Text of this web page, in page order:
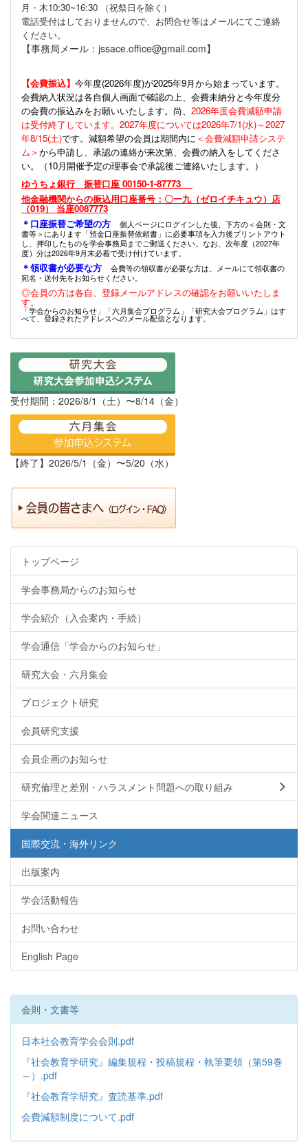
月・木10:30~16:30 （祝祭日を除く）
電話受付はしておりませんので、お問合せ等はメールにてご連絡
ください。
【事務局メール：jssace.office@gmail.com】
【会費振込】 今年度(2026年度)が2025年9月から始まっています。
会費納入状況は各自個人画面で確認の上、会費未納分と今年度分
の会費の振込みをお願いいたします。尚、 2026年度会費減額申請
は受付終了しています。2027年度については2026年7/1(水)～2027
年8/15(土)です。減額希望の会員は期間内に ＜会費減額申請システ
ム＞から申請し、承認の連絡が来次第、会費の納入をしてくださ
い。（10月開催予定の理事会で承認後ご連絡いたします。）
ゆうちょ銀行 振替口座 00150-1-87773
他金融機関からの振込用口座番号：〇一九（ゼロイチキュウ）店
（019） 当座0087773
＊口座振替ご希望の方
個人ページにログインした後、下方の＜会則・文
書等＞にあります「預金口座振替依頼書」に必要事項を入力後プリントアウト
し、押印したものを学会事務局までご郵送ください。なお、次年度（2027年
度）分は2026年9月末必着で受け付けています。
＊領収書が必要な方
会費等の領収書が必要な方は、メールにて領収書の
宛名・送付先をお知らせください。
◎会員の方は各自、登録メールアドレスの確認をお願いいたしま
す。
「学会からのお知らせ」「六月集会プログラム」「研究大会プログラム」はす
べて、登録されたアドレスへのメール配信となります。
受付期間：2026/8/1（土）〜8/14（金）
【終了】2026/5/1（金）〜5/20（水）
トップページ
学会事務局からのお知らせ
学会紹介（入会案内・手続）
学会通信「学会からのお知らせ」
研究大会・六月集会
プロジェクト研究
会員研究支援
会員企画のお知らせ
研究倫理と差別・ハラスメント問題への取り組み
学会関連ニュース
国際交流・海外リンク
出版案内
学会活動報告
お問い合わせ
English Page
会則・文書等
日本社会教育学会会則.pdf
『社会教育学研究』編集規程・投稿規程・執筆要領（第59巻
～）.pdf
『社会教育学研究』査読基準.pdf
会費減額制度について.pdf